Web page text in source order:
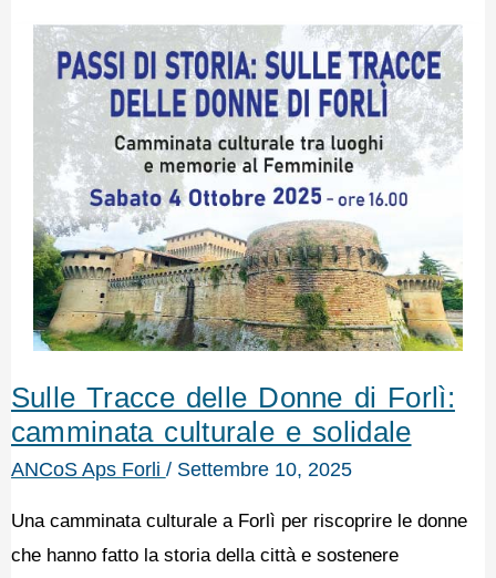
Sulle Tracce delle Donne di Forlì:
camminata culturale e solidale
ANCoS Aps Forli / Settembre 10, 2025
Una camminata culturale a Forlì per riscoprire le donne
che hanno fatto la storia della città e sostenere